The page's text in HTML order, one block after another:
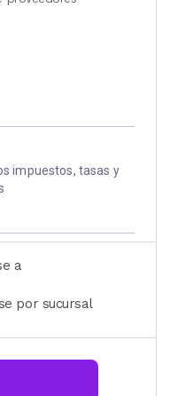
impuestos, tasas y
a
por sucursal